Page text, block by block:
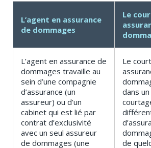
L’agent en assurance
de dommages
Le
L’agent en assurance de
dommages travaille au
sein d’une compagnie
d’assurance (un
assureur) ou d’un
cabinet qui est lié par
contrat d’exclusivité
avec un seul assureur
de dommages (une
Le
dans
de